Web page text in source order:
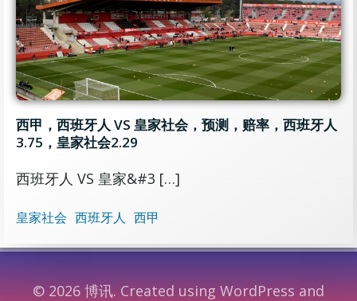
西甲，西班牙人 VS 皇家社会，预测，赔率，西班牙人
3.75，皇家社会2.29
西班牙人 VS 皇家&#3 […]
皇家社会 西班牙人 西甲
© 2026 博讯. Created using WordPress and